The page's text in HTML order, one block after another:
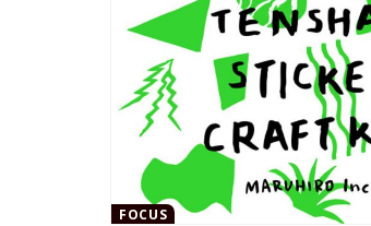
FOCUS